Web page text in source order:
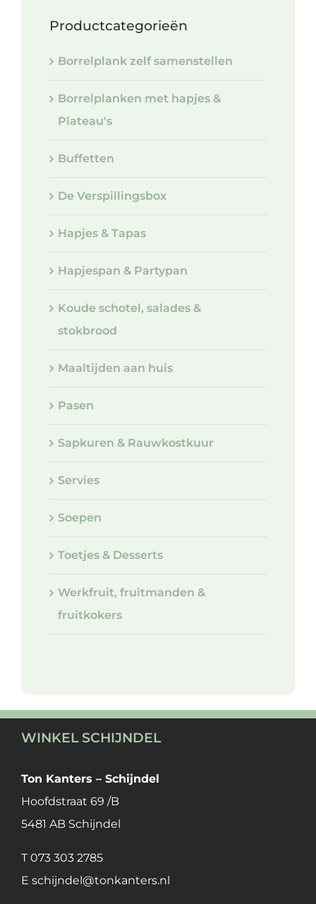
Productcategorieën
Borrelplank zelf samenstellen
Borrelplanken met hapjes &
Plateau's
Buffetten
De Verspillingsbox
Hapjes & Tapas
Hapjespan & Partypan
Koude schotel, salades &
stokbrood
Maaltijden aan huis
Pasen
Sapkuren & Rauwkostkuur
Servies
Soepen
Toetjes & Desserts
Werkfruit, fruitmanden &
fruitkokers
WINKEL SCHIJNDEL
Ton Kanters – Schijndel
Hoofdstraat 69 /B
5481 AB Schijndel
T 073 303 2785
E schijndel@tonkanters.nl